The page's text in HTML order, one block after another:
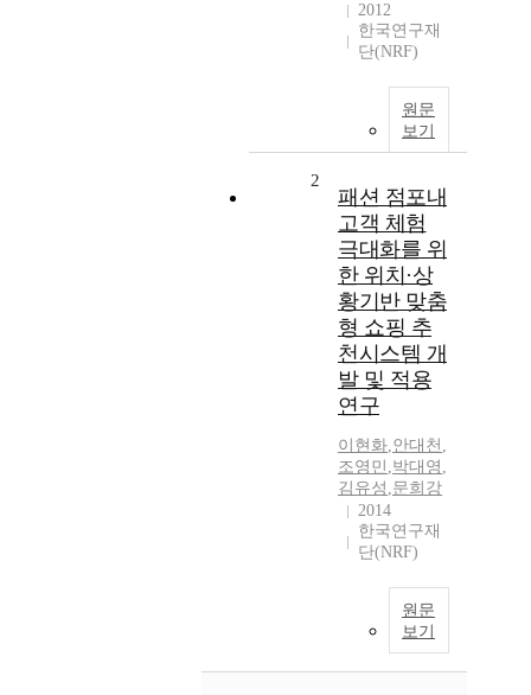
2012
한국연구재
단(NRF)
원문
보기
2
패션 점포내
고객 체험
극대화를 위
한 위치·상
황기반 맞춤
형 쇼핑 추
천시스템 개
발 및 적용
연구
이현화,안대천 ,
조영민 ,박대영 ,
김유성 ,문희강
2014
한국연구재
단(NRF)
원문
보기